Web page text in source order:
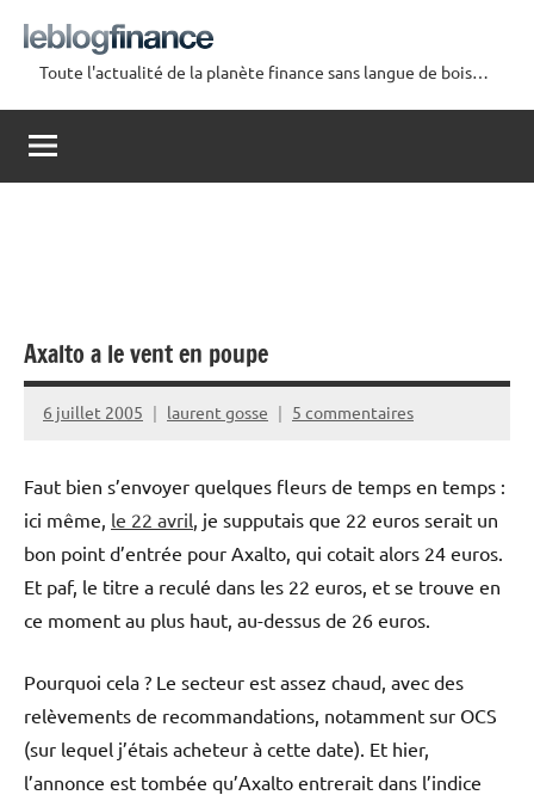
contenu
Le
Blog
Finance
Toute l'actualité de la planète finance sans langue de bois…
Axalto a le vent en poupe
6 juillet 2005 laurent gosse 5 commentaires
Faut bien s’envoyer quelques fleurs de temps en temps :
ici même, le 22 avril , je supputais que 22 euros serait un
bon point d’entrée pour Axalto, qui cotait alors 24 euros.
Et paf, le titre a reculé dans les 22 euros, et se trouve en
ce moment au plus haut, au-dessus de 26 euros.
Pourquoi cela ? Le secteur est assez chaud, avec des
relèvements de recommandations, notamment sur OCS
(sur lequel j’étais acheteur à cette date). Et hier,
l’annonce est tombée qu’Axalto entrerait dans l’indice